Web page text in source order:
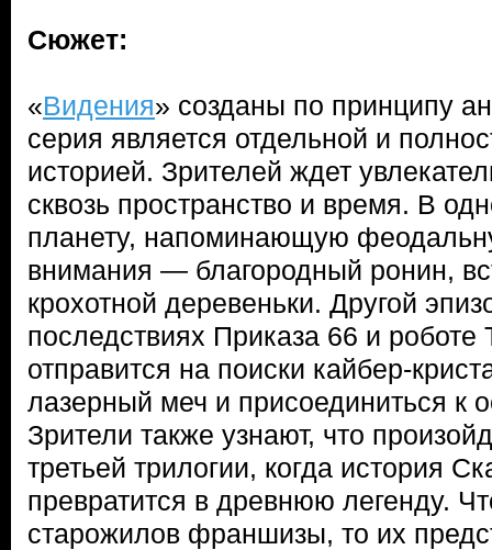
Сюжет:
«Видения» созданы по принципу
серия является отдельной и
историей. Зрителей ждет
сквозь пространство и время. В
планету, напоминающую
внимания — благородный ронин,
крохотной деревеньки. Другой
последствиях Приказа 66 и роботе
отправится на поиски кайбер-
лазерный меч и присоединиться к
Зрители также узнают, что
третьей трилогии, когда история
превратится в древнюю легенду.
старожилов франшизы, то их